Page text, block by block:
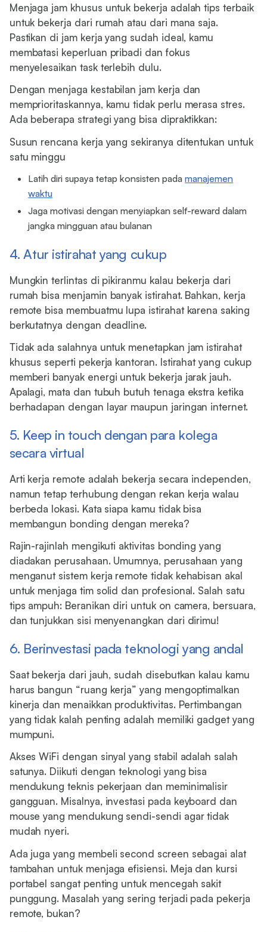
Menjaga jam khusus untuk bekerja adalah tips terbaik
untuk bekerja dari rumah atau dari mana saja.
Pastikan di jam kerja yang sudah ideal, kamu
membatasi keperluan pribadi dan fokus
menyelesaikan task terlebih dulu.
Dengan menjaga kestabilan jam kerja dan
memprioritaskannya, kamu tidak perlu merasa stres.
Ada beberapa strategi yang bisa dipraktikkan:
Susun rencana kerja yang sekiranya ditentukan untuk
satu minggu
Latih diri supaya tetap konsisten padamanajemen
waktu
Jaga motivasi dengan menyiapkan self-reward dalam
jangka mingguan atau bulanan
4. Atur istirahat yang cukup
Mungkin terlintas di pikiranmu kalau bekerja dari
rumah bisa menjamin banyak istirahat. Bahkan, kerja
remote bisa membuatmu lupa istirahat karena saking
berkutatnya dengan deadline.
Tidak ada salahnya untuk menetapkan jam istirahat
khusus seperti pekerja kantoran. Istirahat yang cukup
memberi banyak energi untuk bekerja jarak jauh.
Apalagi, mata dan tubuh butuh tenaga ekstra ketika
berhadapan dengan layar maupun jaringan internet.
5. Keep in touch dengan para kolega
secara virtual
Arti kerja remote adalah bekerja secara independen,
namun tetap terhubung dengan rekan kerja walau
berbeda lokasi. Kata siapa kamu tidak bisa
membangun bonding dengan mereka?
Rajin-rajinlah mengikuti aktivitas bonding yang
diadakan perusahaan. Umumnya, perusahaan yang
menganut sistem kerja remote tidak kehabisan akal
untuk menjaga tim solid dan profesional. Salah satu
tips ampuh: Beranikan diri untuk on camera, bersuara,
dan tunjukkan sisi menyenangkan dari dirimu!
6. Berinvestasi pada teknologi yang andal
Saat bekerja dari jauh, sudah disebutkan kalau kamu
harus bangun “ruang kerja” yang mengoptimalkan
kinerja dan menaikkan produktivitas. Pertimbangan
yang tidak kalah penting adalah memiliki gadget yang
mumpuni.
Akses WiFi dengan sinyal yang stabil adalah salah
satunya. Diikuti dengan teknologi yang bisa
mendukung teknis pekerjaan dan meminimalisir
gangguan. Misalnya, investasi pada keyboard dan
mouse yang mendukung sendi-sendi agar tidak
mudah nyeri.
Ada juga yang membeli second screen sebagai alat
tambahan untuk menjaga efisiensi. Meja dan kursi
portabel sangat penting untuk mencegah sakit
punggung. Masalah yang sering terjadi pada pekerja
remote, bukan?